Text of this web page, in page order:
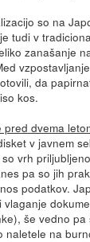
so na
tudi v
zanašanje
da
kos.
dvema
v javnem
vrh
pa so jih
podatkov.
še vedno
naletele na